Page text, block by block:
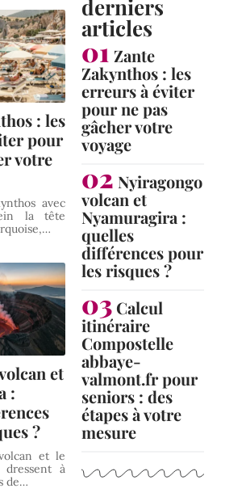
: les
pour
votre
avec
la tête
…
et
:
?
et le
dressent à
de…
derniers
articles
Zante
Zakynthos : les
erreurs à éviter
pour ne pas
gâcher votre
voyage
Nyiragongo
volcan et
Nyamuragira :
quelles
différences pour
les risques ?
Calcul
itinéraire
Compostelle
abbaye-
valmont.fr pour
seniors : des
étapes à votre
mesure